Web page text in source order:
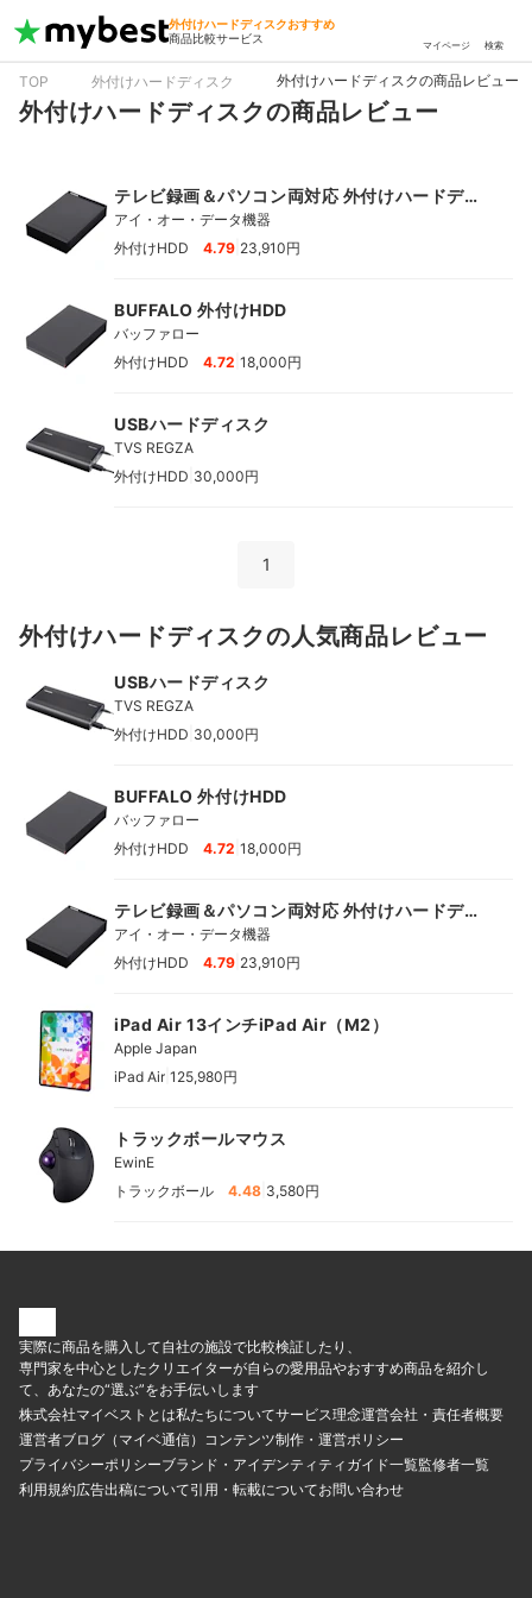
外付けハードディスクおすすめ
商品比較サービス
マイページ 検索
TOP 外付けハードディスク 外付けハードディスクの商品レビュー
外付けハードディスクの商品レビュー
テレビ録画＆パソコン両対応 外付けハードディ
スク
アイ・オー・データ機器
外付けHDD
4.79 23,910円
BUFFALO 外付けHDD
バッファロー
外付けHDD
4.72 18,000円
USBハードディスク
TVS REGZA
外付けHDD 30,000円
1
外付けハードディスクの人気商品レビュー
USBハードディスク
TVS REGZA
外付けHDD 30,000円
BUFFALO 外付けHDD
バッファロー
外付けHDD
4.72 18,000円
テレビ録画＆パソコン両対応 外付けハードディ
スク
アイ・オー・データ機器
外付けHDD
4.79 23,910円
iPad Air 13インチiPad Air（M2）
Apple Japan
iPad Air 125,980円
トラックボールマウス
EwinE
トラックボール
4.48 3,580円
実際に商品を購入して自社の施設で比較検証したり、
専門家を中心としたクリエイターが自らの愛用品やおすすめ商品を紹介し
て、あなたの“選ぶ”をお手伝いします
株式会社マイベストとは私たちについてサービス理念運営会社・責任者概要
運営者ブログ（マイベ通信） コンテンツ制作・運営ポリシー
プライバシーポリシーブランド・アイデンティティ ガイド一覧監修者一覧
利用規約広告出稿について引用・転載についてお問い合わせ